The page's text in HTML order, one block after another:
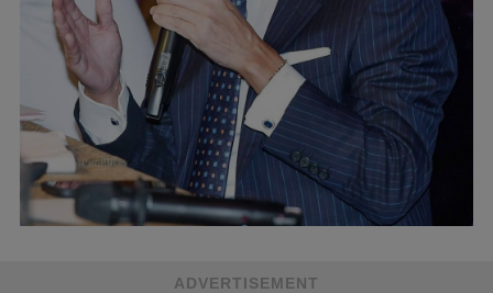
ADVERTISEMENT